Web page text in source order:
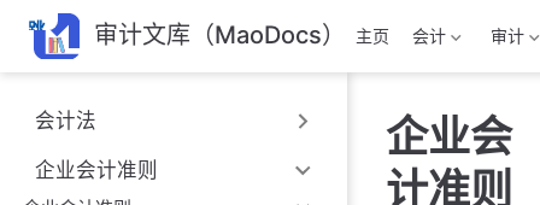
跳
至
主
內
容
审计文库（MaoDocs） 主页 会计 审计
会计法
企业会计准则
企业会
计准则